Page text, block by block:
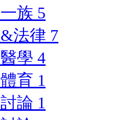
一族 5
法律 7
學 4
育 1
論 1